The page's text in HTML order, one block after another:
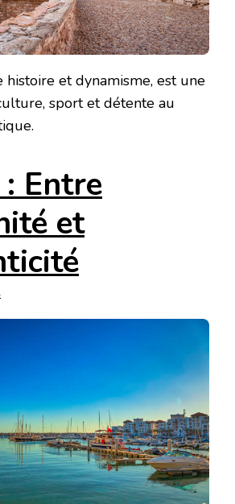
histoire et dynamisme, est une
sport et détente au
Entre
et